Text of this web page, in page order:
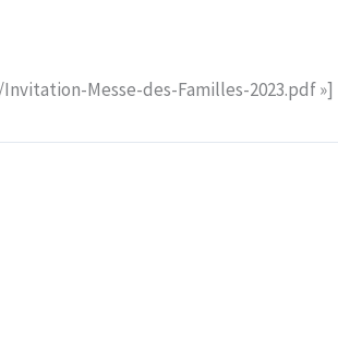
Messe-des-Familles-2023.pdf »]